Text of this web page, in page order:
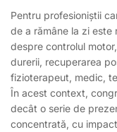
Pentru profesioniștii
de a rămâne la zi
despre controlul
durerii, recuperarea
fizioterapeut, medic,
În acest context,
decât o serie de
concentrată, cu